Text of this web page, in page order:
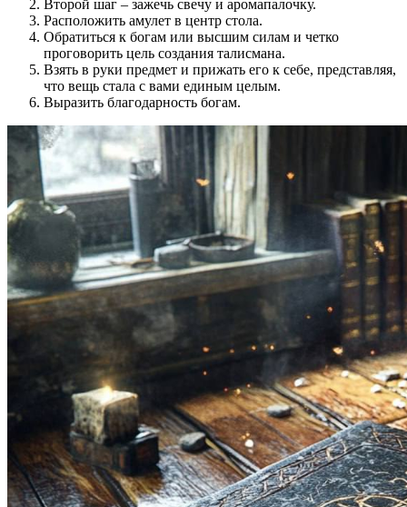
Второй шаг – зажечь свечу и аромапалочку.
Расположить амулет в центр стола.
Обратиться к богам или высшим силам и четко
проговорить цель создания талисмана.
Взять в руки предмет и прижать его к себе, представляя,
что вещь стала с вами единым целым.
Выразить благодарность богам.